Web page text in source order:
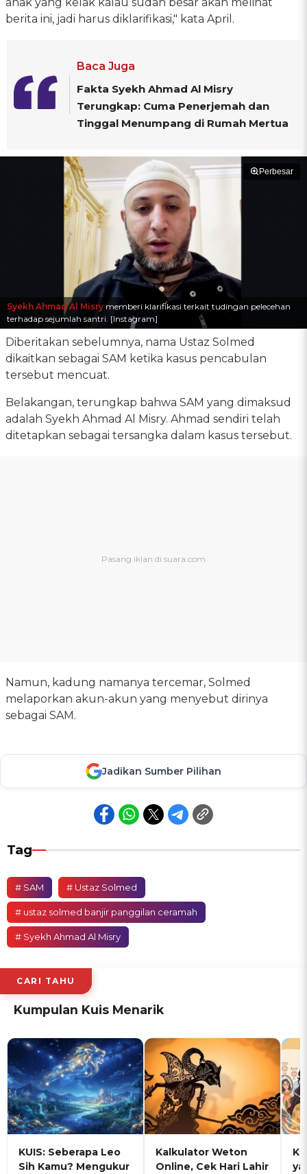
berita ini, jadi harus diklarifikasi," kata April.
Baca Juga
Fakta Syekh Ahmad Al Misry
Terungkap: Cuma Penerjemah dan
Tinggal Menumpang di Rumah Mertua
Perbesar
Syekh Ahmad Al Misry memberi klarifikasi terkait tudingan pelecehan
terhadap sejumlah santri. [Instagram]
Diberitakan sebelumnya, nama Ustaz Solmed
dikaitkan sebagai SAM ketika kasus pencabulan
tersebut mencuat.
Belakangan, terungkap bahwa SAM yang dimaksud
adalah Syekh Ahmad Al Misry. Ahmad sendiri telah
ditetapkan sebagai tersangka dalam kasus tersebut.
Namun, kadung namanya tercemar, Solmed
melaporkan akun-akun yang menyebut dirinya
sebagai SAM.
Jadikan Sumber Pilihan
Tag
# SAM # Ustaz Solmed
# ustaz solmed banjir panggilan ceramah
# Syekh Ahmad Al Misry
CARI TAHU
Kumpulan Kuis Menarik
KUIS: Seberapa Leo
Sih Kamu? Mengukur
Kalkulator Weton
Online, Cek Hari Lahir